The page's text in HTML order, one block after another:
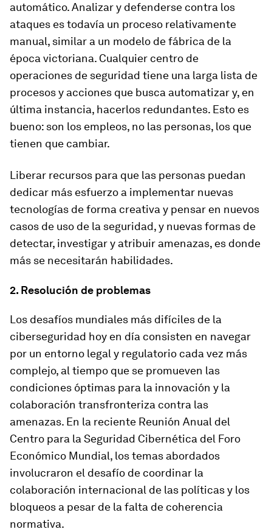
automático. Analizar y defenderse contra los
ataques es todavía un proceso relativamente
manual, similar a un modelo de fábrica de la
época victoriana. Cualquier centro de
operaciones de seguridad tiene una larga lista de
procesos y acciones que busca automatizar y, en
última instancia, hacerlos redundantes. Esto es
bueno: son los empleos, no las personas, los que
tienen que cambiar.
Liberar recursos para que las personas puedan
dedicar más esfuerzo a implementar nuevas
tecnologías de forma creativa y pensar en nuevos
casos de uso de la seguridad, y nuevas formas de
detectar, investigar y atribuir amenazas, es donde
más se necesitarán habilidades.
2. Resolución de problemas
Los desafíos mundiales más difíciles de la
ciberseguridad hoy en día consisten en navegar
por un entorno legal y regulatorio cada vez más
complejo, al tiempo que se promueven las
condiciones óptimas para la innovación y la
colaboración transfronteriza contra las
amenazas. En la reciente Reunión Anual del
Centro para la Seguridad Cibernética del Foro
Económico Mundial, los temas abordados
involucraron el desafío de coordinar la
colaboración internacional de las políticas y los
bloqueos a pesar de la falta de coherencia
normativa.